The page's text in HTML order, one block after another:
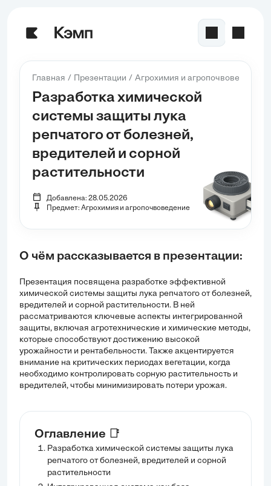
Главная Презентации Агрохимия и агропочвоведение
Разработка химической
системы защиты лука
репчатого от болезней,
вредителей и сорной
растительности
Добавлена: 28.05.2026
Предмет: Агрохимия и агропочвоведение
О чём рассказывается в презентации:
Презентация посвящена разработке эффективной
химической системы защиты лука репчатого от болезней,
вредителей и сорной растительности. В ней
рассматриваются ключевые аспекты интегрированной
защиты, включая агротехнические и химические методы,
которые способствуют достижению высокой
урожайности и рентабельности. Также акцентируется
внимание на критических периодах вегетации, когда
необходимо контролировать сорную растительность и
вредителей, чтобы минимизировать потери урожая.
Оглавление 📑
Разработка химической системы защиты лука
репчатого от болезней, вредителей и сорной
растительности